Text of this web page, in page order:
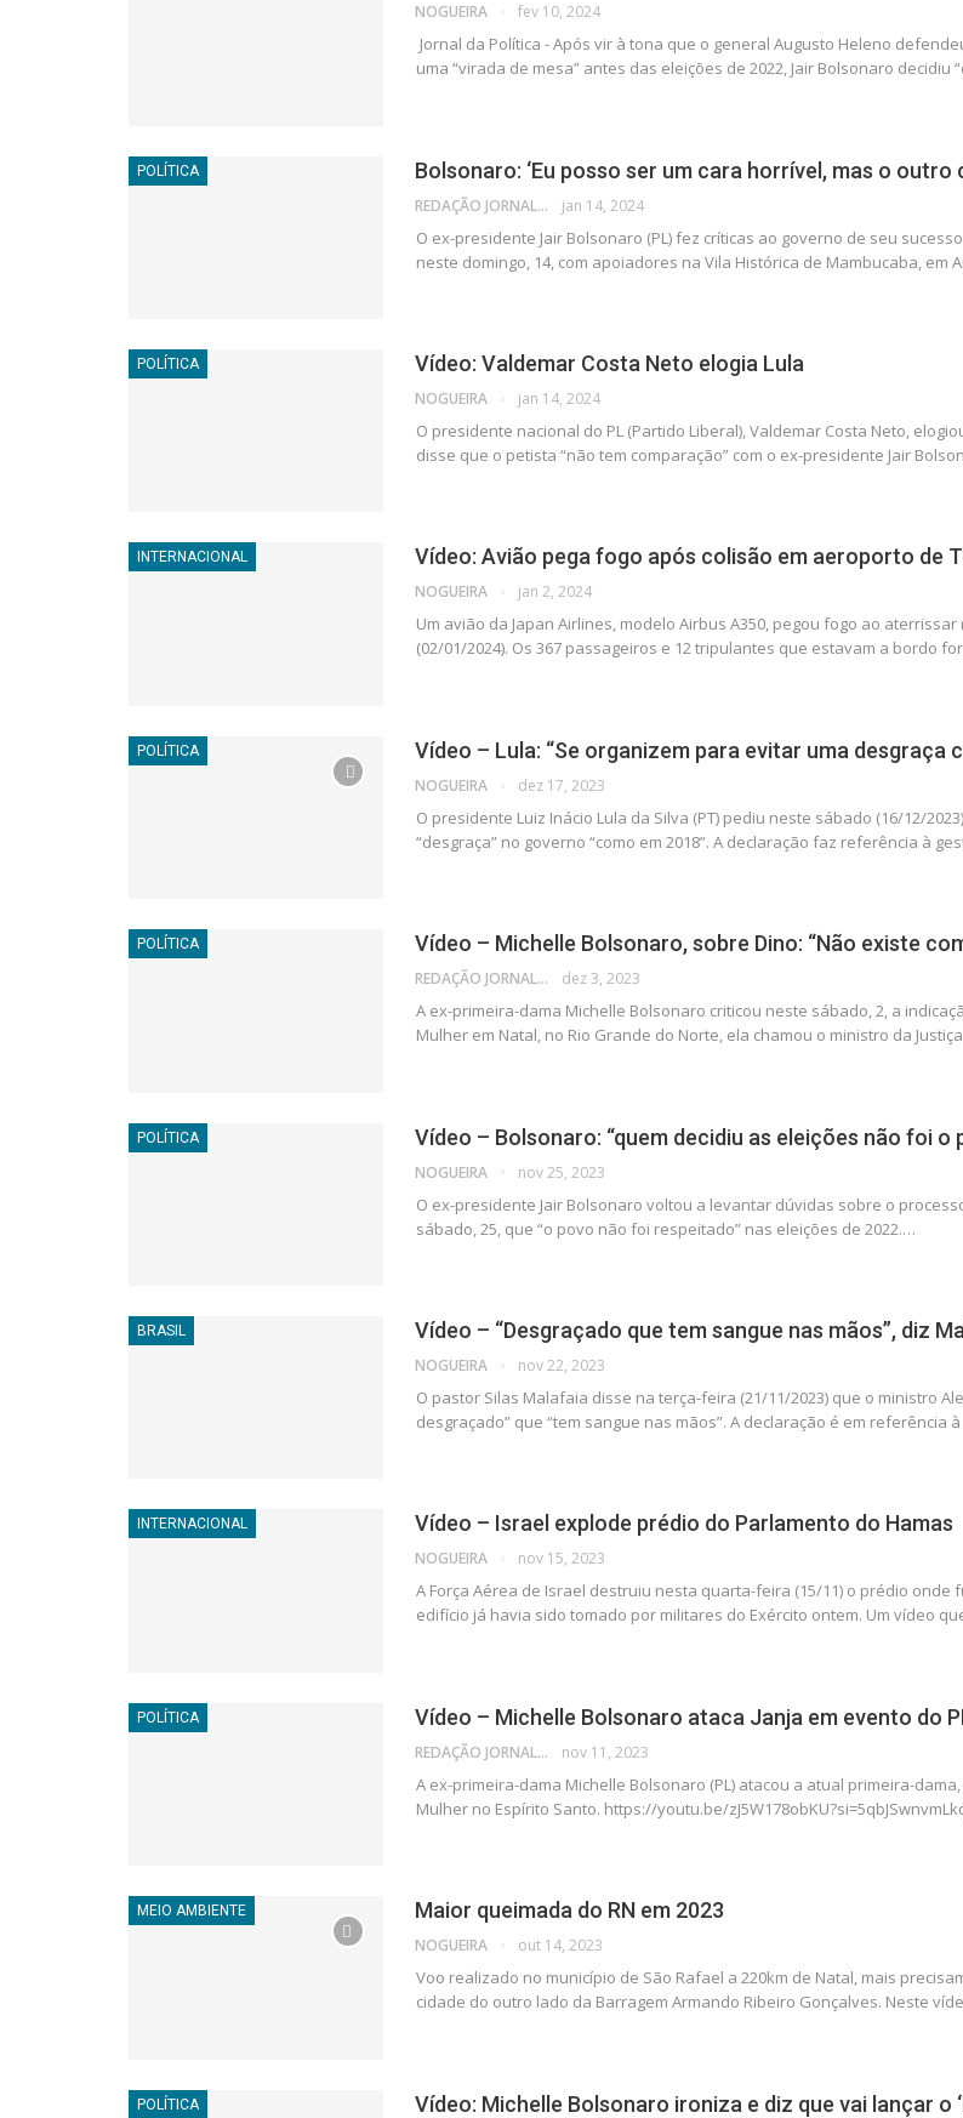
NOGUEIRA fev 10, 2024
Jornal da Política - Após vir à tona que o general Augusto Heleno
uma “virada de mesa” antes das eleições de 2022, Jair Bolsonaro decidiu
POLÍTICA Bolsonaro: ‘Eu posso ser um cara horrível, mas o outro
REDAÇÃO JORNAL DA POLÍTICA jan 14, 2024
O ex-presidente Jair Bolsonaro (PL) fez críticas ao governo de seu
neste domingo, 14, com apoiadores na Vila Histórica de Mambucaba, em
POLÍTICA Vídeo: Valdemar Costa Neto elogia Lula
NOGUEIRA jan 14, 2024
O presidente nacional do PL (Partido Liberal), Valdemar Costa Neto,
disse que o petista “não tem comparação” com o ex-presidente Jair
INTERNACIONAL Vídeo: Avião pega fogo após colisão em aeroporto de
NOGUEIRA jan 2, 2024
Um avião da Japan Airlines, modelo Airbus A350, pegou fogo ao
(02/01/2024). Os 367 passageiros e 12 tripulantes que estavam a bordo
POLÍTICA Vídeo – Lula: “Se organizem para evitar uma desgraça
NOGUEIRA dez 17, 2023
O presidente Luiz Inácio Lula da Silva (PT) pediu neste sábado (16/12/
“desgraça” no governo “como em 2018”. A declaração faz referência à
POLÍTICA Vídeo – Michelle Bolsonaro, sobre Dino: “Não existe
REDAÇÃO JORNAL DA POLÍTICA dez 3, 2023
A ex-primeira-dama Michelle Bolsonaro criticou neste sábado, 2, a
Mulher em Natal, no Rio Grande do Norte, ela chamou o ministro da
POLÍTICA Vídeo – Bolsonaro: “quem decidiu as eleições não foi o
NOGUEIRA nov 25, 2023
O ex-presidente Jair Bolsonaro voltou a levantar dúvidas sobre o
sábado, 25, que “o povo não foi respeitado” nas eleições de 2022.…
BRASIL Vídeo – “Desgraçado que tem sangue nas mãos”, diz
NOGUEIRA nov 22, 2023
O pastor Silas Malafaia disse na terça-feira (21/11/2023) que o ministro
desgraçado” que “tem sangue nas mãos”. A declaração é em referência
INTERNACIONAL Vídeo – Israel explode prédio do Parlamento do Hamas
NOGUEIRA nov 15, 2023
A Força Aérea de Israel destruiu nesta quarta-feira (15/11) o prédio onde
edifício já havia sido tomado por militares do Exército ontem. Um vídeo
POLÍTICA Vídeo – Michelle Bolsonaro ataca Janja em evento do
REDAÇÃO JORNAL DA POLÍTICA nov 11, 2023
A ex-primeira-dama Michelle Bolsonaro (PL) atacou a atual primeira-
Mulher no Espírito Santo. https://youtu.be/
MEIO AMBIENTE Maior queimada do RN em 2023
NOGUEIRA out 14, 2023
Voo realizado no município de São Rafael a 220km de Natal, mais
cidade do outro lado da Barragem Armando Ribeiro Gonçalves. Neste
POLÍTICA Vídeo: Michelle Bolsonaro ironiza e diz que vai lançar o